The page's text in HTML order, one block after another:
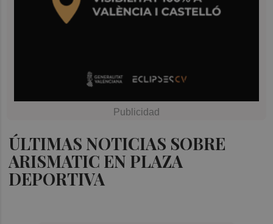
ÚLTIMAS NOTICIAS SOBRE
ARISMATIC EN PLAZA
DEPORTIVA